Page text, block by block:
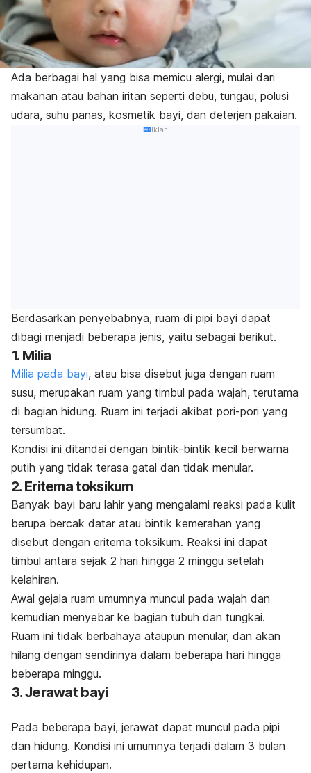
Ada berbagai hal yang bisa memicu alergi, mulai dari
makanan atau bahan iritan seperti debu, tungau, polusi
udara, suhu panas, kosmetik bayi, dan deterjen pakaian.
Iklan
Berdasarkan penyebabnya, ruam di pipi bayi dapat
dibagi menjadi beberapa jenis, yaitu sebagai berikut.
1. Milia
Milia pada bayi, atau bisa disebut juga dengan ruam
susu, merupakan ruam yang timbul pada wajah, terutama
di bagian hidung. Ruam ini terjadi akibat pori-pori yang
tersumbat.
Kondisi ini ditandai dengan bintik-bintik kecil berwarna
putih yang tidak terasa gatal dan tidak menular.
2. Eritema toksikum
Banyak bayi baru lahir yang mengalami reaksi pada kulit
berupa bercak datar atau bintik kemerahan yang
disebut dengan eritema toksikum. Reaksi ini dapat
timbul antara sejak 2 hari hingga 2 minggu setelah
kelahiran.
Awal gejala ruam umumnya muncul pada wajah dan
kemudian menyebar ke bagian tubuh dan tungkai.
Ruam ini tidak berbahaya ataupun menular, dan akan
hilang dengan sendirinya dalam beberapa hari hingga
beberapa minggu.
3. Jerawat bayi
Pada beberapa bayi, jerawat dapat muncul pada pipi
dan hidung. Kondisi ini umumnya terjadi dalam 3 bulan
pertama kehidupan.